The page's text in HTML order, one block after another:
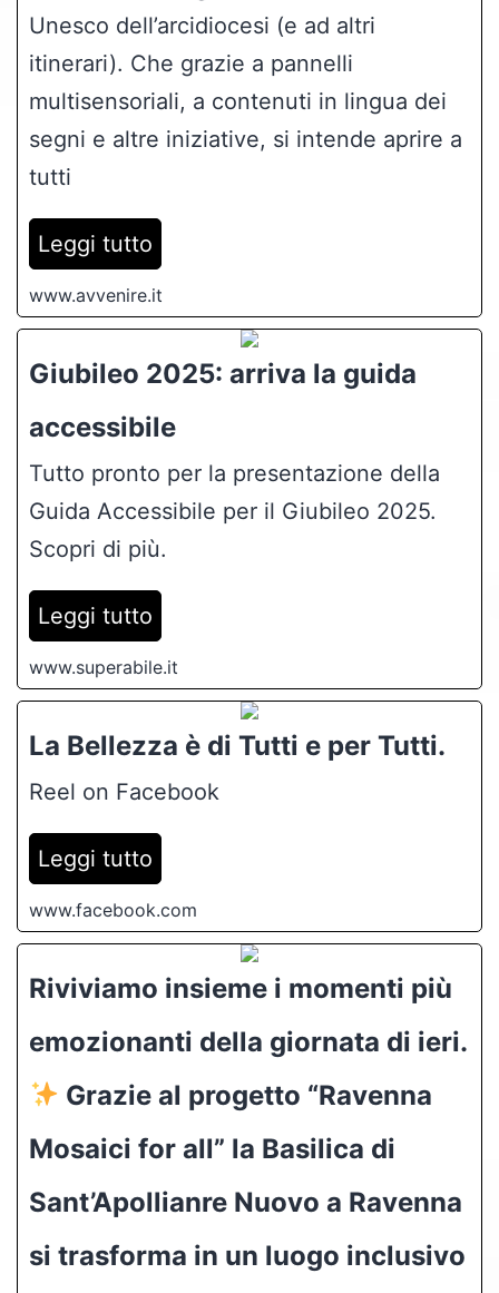
Unesco dell’arcidiocesi (e ad altri
itinerari). Che grazie a pannelli
multisensoriali, a contenuti in lingua dei
segni e altre iniziative, si intende aprire a
tutti
Leggi tutto
www.avvenire.it
Giubileo 2025: arriva la guida
accessibile
Tutto pronto per la presentazione della
Guida Accessibile per il Giubileo 2025.
Scopri di più.
Leggi tutto
www.superabile.it
La Bellezza è di Tutti e per Tutti.
Reel on Facebook
Leggi tutto
www.facebook.com
Riviviamo insieme i momenti più
emozionanti della giornata di ieri.
Grazie al progetto “Ravenna
Mosaici for all” la Basilica di
Sant’Apollianre Nuovo a Ravenna
si trasforma in un luogo inclusivo